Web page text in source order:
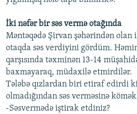
İki nəfər bir səs vermə otağında
Məntəqədə Şirvan şəhərindən
otaqda səs verdiyini gördüm.
qarşısında təxminən 13-14
baxmayaraq, müdaxilə etmirdilər.
Tələbə qızlardan biri etiraf edirdi
olmadığından səs verməsinə
-Səsvermədə iştirak etdiniz?